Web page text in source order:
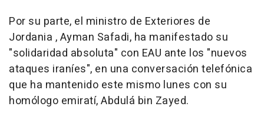
Por su parte, el ministro de Exteriores de
Jordania , Ayman Safadi, ha manifestado su
"solidaridad absoluta" con EAU ante los "nuevos
ataques iraníes", en una conversación telefónica
que ha mantenido este mismo lunes con su
homólogo emiratí, Abdulá bin Zayed.